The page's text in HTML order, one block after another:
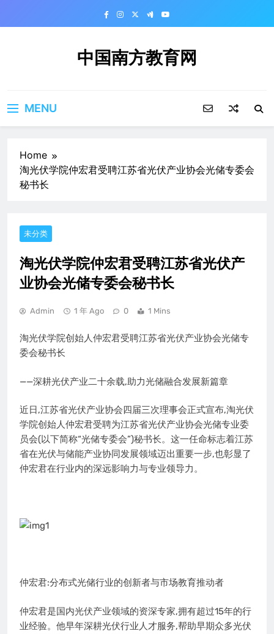
中国南方教育网
MENU
Home
淘光伏学院仲宏君受聘江苏省光伏产业协会光储专委会
秘书长
未分类
淘光伏学院仲宏君受聘江苏省光伏产
业协会光储专委会秘书长
Admin 1 年 Ago 0 1 Mins
淘光伏学院创始人仲宏君受聘江苏省光伏产业协会光储专
委会秘书长
——深耕光伏产业二十余载,助力光储融合发展新篇章
近日,江苏省光伏产业协会四届三次理事会正式宣布,淘光伏
学院创始人仲宏君受聘为江苏省光伏产业协会光储专业委
员会(以下简称“光储专委会”)秘书长。这一任命标志着江苏
省在光伏与储能产业协同发展领域迈出重要一步,也彰显了
仲宏君在行业内的深远影响力与专业领导力。
仲宏君:分布式光储行业的创新者与市场教育推动者
仲宏君是国内光伏产业领域的资深专家,拥有超过15年的行
业经验。他早年深耕光伏行业人才服务,帮助早期众多光伏